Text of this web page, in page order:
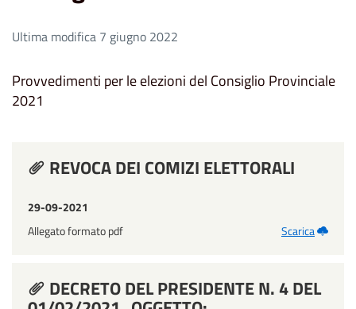
Ultima modifica 7 giugno 2022
Provvedimenti per le elezioni del Consiglio Provinciale
2021
REVOCA DEI COMIZI ELETTORALI
29-09-2021
Allegato formato pdf
Scarica
DECRETO DEL PRESIDENTE N. 4 DEL